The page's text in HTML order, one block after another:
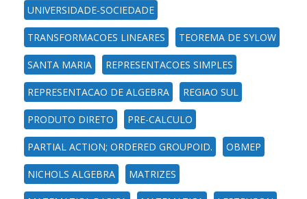
UNIVERSIDADE-SOCIEDADE
TRANSFORMACOES LINEARES TEOREMA DE SYLOW
SANTA MARIA REPRESENTACOES SIMPLES
REPRESENTACAO DE ALGEBRA REGIAO SUL
PRODUTO DIRETO PRE-CALCULO
PARTIAL ACTION; ORDERED GROUPOID. OBMEP
NICHOLS ALGEBRA MATRIZES